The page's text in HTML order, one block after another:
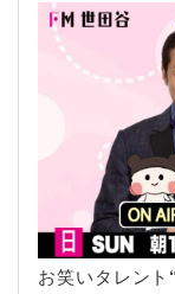
お笑いタレント